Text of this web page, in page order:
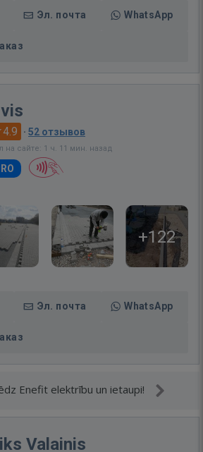
Эл. почта WhatsApp
4.9 · 52 отзывов
на сайте: 1 ч. 11 мин. назад
+122
Эл. почта WhatsApp
Enefit elektrību un ietaupi!
Valainis